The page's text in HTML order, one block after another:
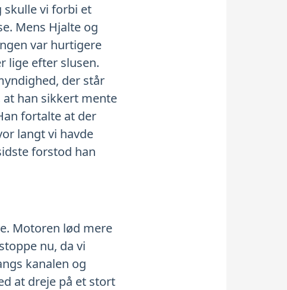
skulle vi forbi et
Mens Hjalte og
var hurtigere
lige efter slusen.
der står
at han sikkert mente
fortalte at der
langt vi havde
forstod han
Motoren lød mere
nu, da vi
kanalen og
at dreje på et stort